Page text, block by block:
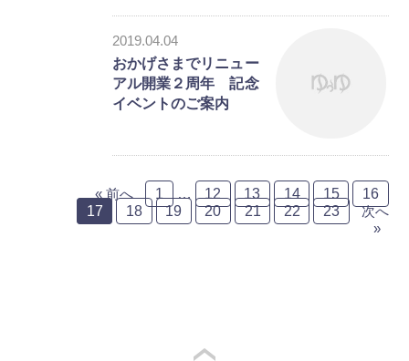
お知らせ
2019.04.04
おかげさまでリニュー
アル開業２周年 記念
イベントのご案内
« 前へ 1 … 12 13 14 15
16
17
18 19 20 21 22 23
次へ
»